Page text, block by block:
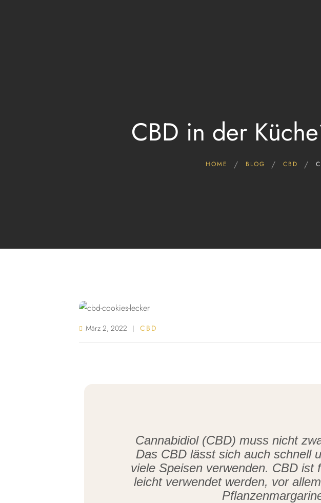
CBD in der
HOME BLOG CBD
März 2, 2022 CBD
Cannabidiol (CBD) muss nicht
Das CBD lässt sich auch schnell
viele Speisen verwenden. CBD ist
leicht verwendet werden, vor